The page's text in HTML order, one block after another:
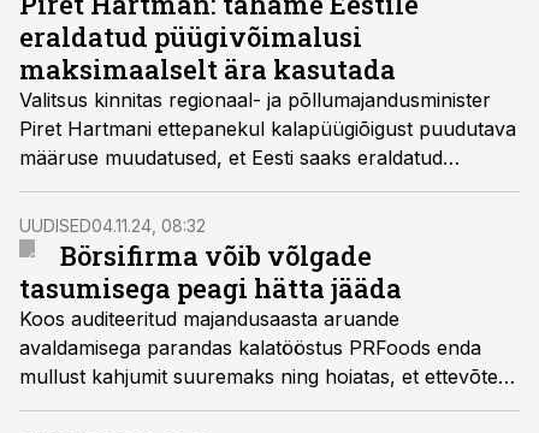
eraldatud püügivõimalusi
maksimaalselt ära kasutada
Valitsus kinnitas regionaal- ja põllumajandusminister
Piret Hartmani ettepanekul kalapüügiõigust puudutava
määruse muudatused, et Eesti saaks eraldatud
püügikvoote võimalikult efektiivselt ära kasutada.
UUDISED04.11.24, 08:32
Börsifirma võib võlgade
tasumisega peagi hätta jääda
Koos auditeeritud majandusaasta aruande
avaldamisega parandas kalatööstus PRFoods enda
mullust kahjumit suuremaks ning hoiatas, et ettevõte ei
pruugi suuta oma võlgasid tasuda.